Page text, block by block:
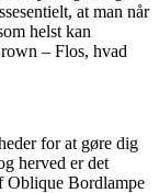
at man når
helst kan
– Flos, hvad
for at gøre dig
herved er det
Oblique Bordlampe